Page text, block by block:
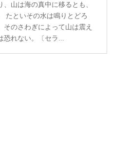
、山は海の真中に移るとも、
たといその水は鳴りとどろ
そのさわぎによって山は震え
恐れない。〔セラ...